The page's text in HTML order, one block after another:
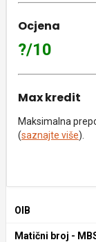
Ocjena
?/10
Max kredit
Maksimalna
(saznajte više).
OIB
Matični broj -